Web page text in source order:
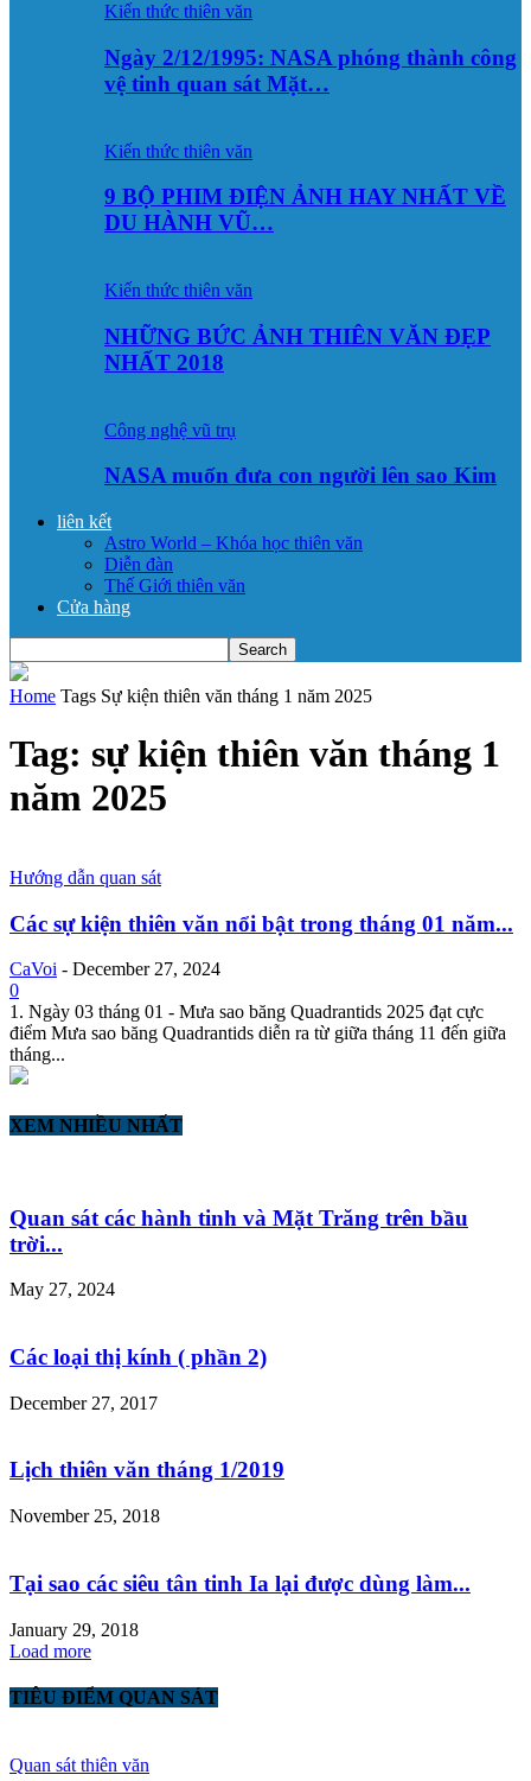
Kiến thức thiên văn
Ngày 2/12/1995: NASA phóng thành công
vệ tinh quan sát Mặt…
Kiến thức thiên văn
9 BỘ PHIM ĐIỆN ẢNH HAY NHẤT VỀ
DU HÀNH VŨ…
Kiến thức thiên văn
NHỮNG BỨC ẢNH THIÊN VĂN ĐẸP
NHẤT 2018
Công nghệ vũ trụ
NASA muốn đưa con người lên sao Kim
liên kết
Astro World – Khóa học thiên văn
Diễn đàn
Thế Giới thiên văn
Cửa hàng
Home Tags Sự kiện thiên văn tháng 1 năm 2025
Tag: sự kiện thiên văn tháng 1
năm 2025
Hướng dẫn quan sát
Các sự kiện thiên văn nổi bật trong tháng 01 năm...
CaVoi - December 27, 2024
0
1. Ngày 03 tháng 01 - Mưa sao băng Quadrantids 2025 đạt cực
điểm Mưa sao băng Quadrantids diễn ra từ giữa tháng 11 đến giữa
tháng...
XEM NHIỀU NHẤT
Quan sát các hành tinh và Mặt Trăng trên bầu
trời...
May 27, 2024
Các loại thị kính ( phần 2)
December 27, 2017
Lịch thiên văn tháng 1/2019
November 25, 2018
Tại sao các siêu tân tinh Ia lại được dùng làm...
January 29, 2018
Load more
TIÊU ĐIỂM QUAN SÁT
Quan sát thiên văn